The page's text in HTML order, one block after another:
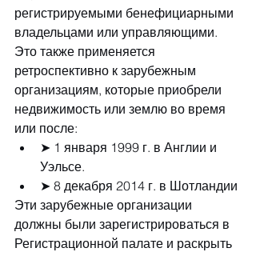
регистрируемыми бенефициарными
владельцами или управляющими.
Это также применяется
ретроспективно к зарубежным
организациям, которые приобрели
недвижимость или землю во время
или после:
➤ 1 января 1999 г. в Англии и
Уэльсе.
➤ 8 декабря 2014 г. в Шотландии
Эти зарубежные организации
должны были зарегистрироваться в
Регистрационной палате и раскрыть